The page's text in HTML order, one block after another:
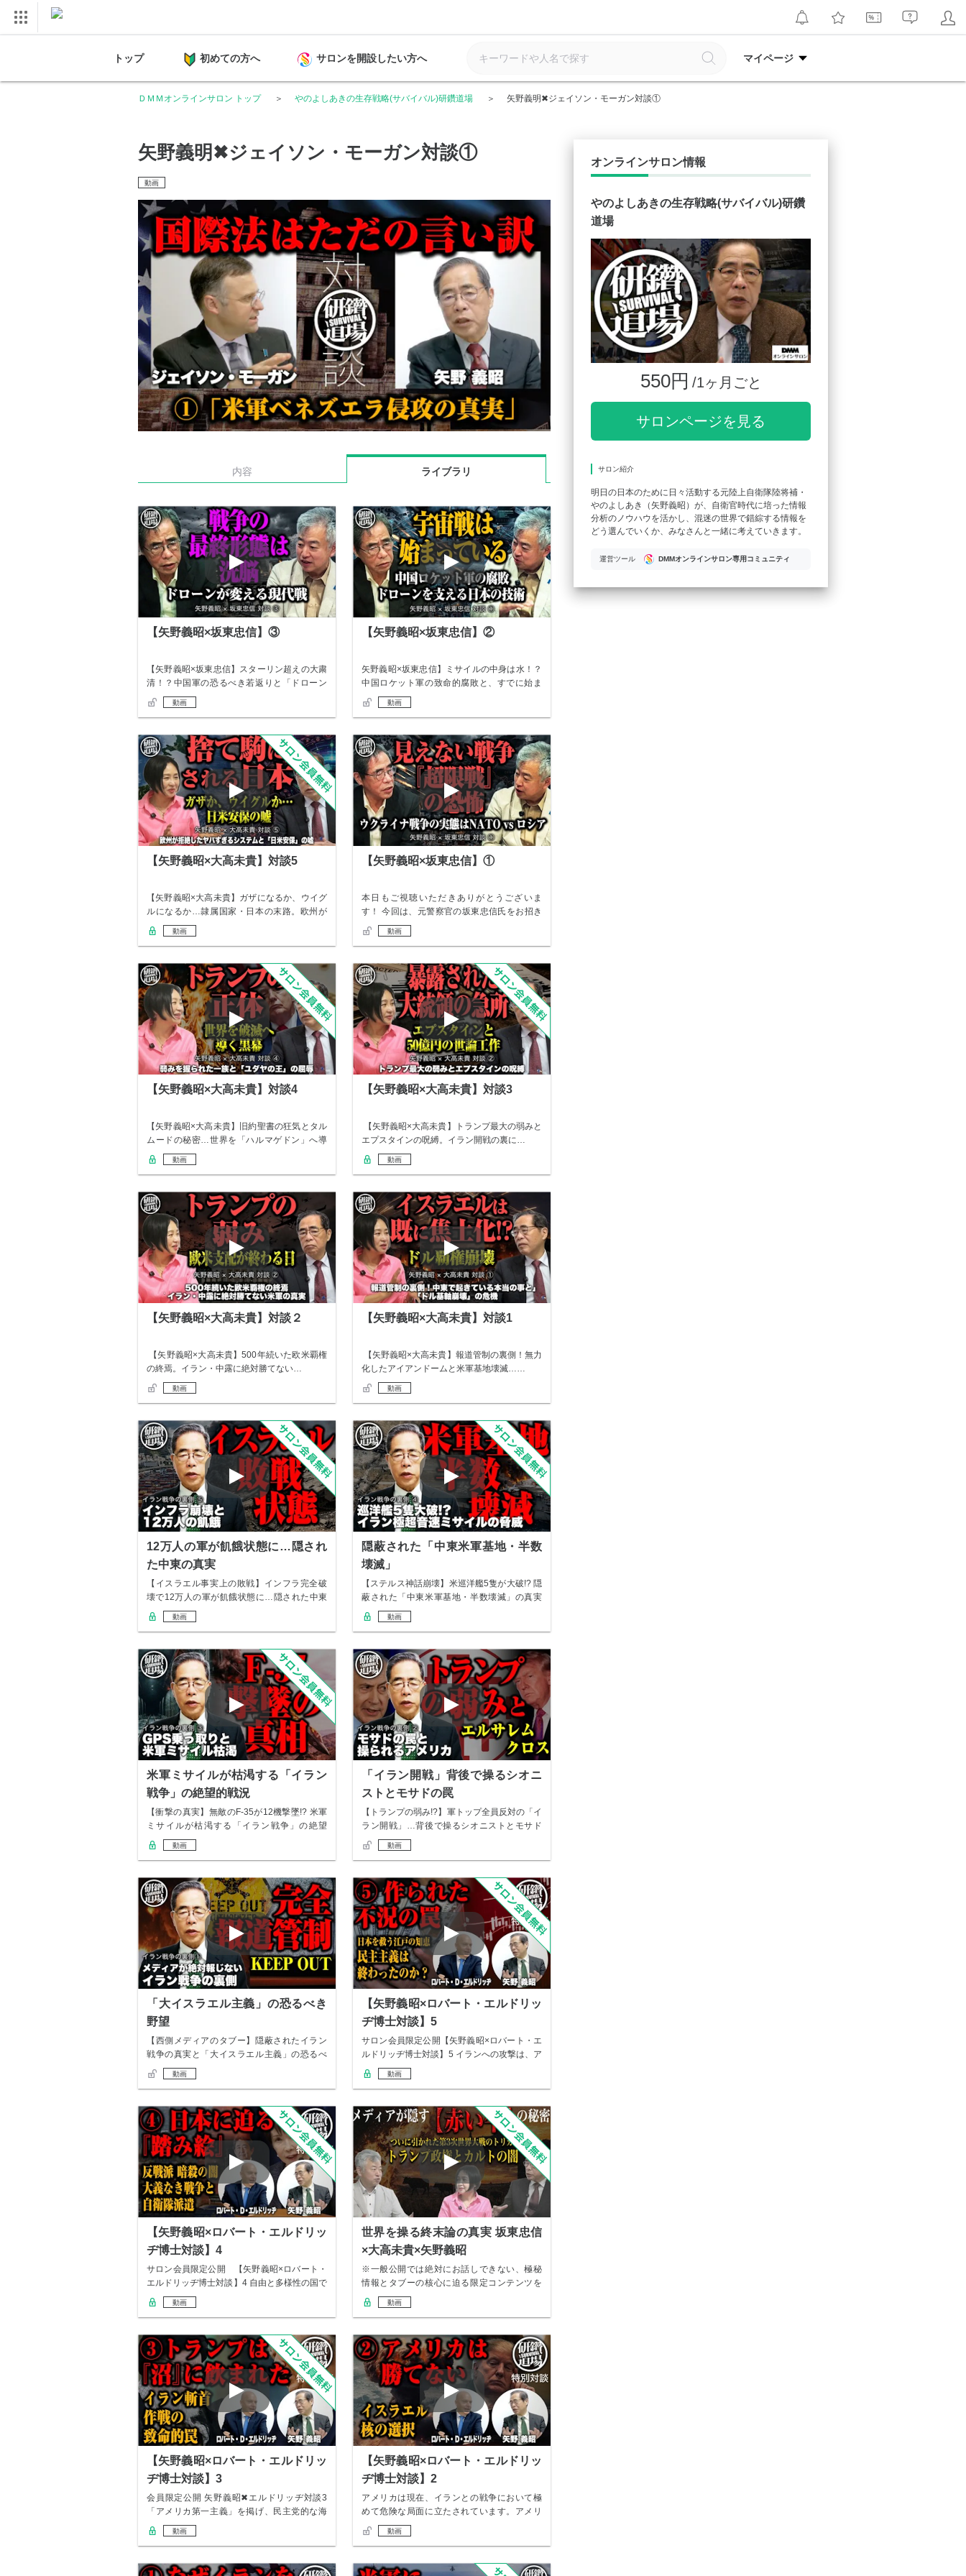
トップ 初めての方へ サロンを開設したい方へ マイページ
ＤＭＭオンラインサロン トップ やのよしあきの生存戦略(サバイバル)研鑽道場 矢野義明✖︎ジェイソン・モーガン対談①
矢野義明✖︎ジェイソン・モーガン対談①
動画
内容 ライブラリ
【矢野義昭×坂東忠信】③
【矢野義昭×坂東忠信】スターリン超えの大粛
清！？中国軍の恐るべき若返りと「ドローン
無人部隊…
動画
【矢野義昭×坂東忠信】②
矢野義昭×坂東忠信】ミサイルの中身は水！？
中国ロケット軍の致命的腐敗と、すでに始ま
っている…
動画
【矢野義昭×大高未貴】対談5
【矢野義昭×大高未貴】ガザになるか、ウイグ
ルになるか…隷属国家・日本の末路。欧州が
拒絶した…
動画
【矢野義昭×坂東忠信】①
本日もご視聴いただきありがとうございま
す！ 今回は、元警察官の坂東忠信氏をお招き
し、悪天候…
動画
【矢野義昭×大高未貴】対談4
【矢野義昭×大高未貴】旧約聖書の狂気とタル
ムードの秘密…世界を「ハルマゲドン」へ導
く選民思…
動画
【矢野義昭×大高未貴】対談3
【矢野義昭×大高未貴】トランプ最大の弱みと
エプスタインの呪縛。イラン開戦の裏に…
動画
【矢野義昭×大高未貴】対談２
【矢野義昭×大高未貴】500年続いた欧米覇権
の終焉。イラン・中露に絶対勝てない…
動画
【矢野義昭×大高未貴】対談1
【矢野義昭×大高未貴】報道管制の裏側！無力
化したアイアンドームと米軍基地壊滅……
動画
12万人の軍が飢餓状態に…隠され
た中東の真実
【イスラエル事実上の敗戦】インフラ完全破
壊で12万人の軍が飢餓状態に…隠された中東
の真実 …
動画
隠蔽された「中東米軍基地・半数
壊滅」
【ステルス神話崩壊】米巡洋艦5隻が大破!? 隠
蔽された「中東米軍基地・半数壊滅」の真実
*…
動画
米軍ミサイルが枯渇する「イラン
戦争」の絶望的戦況
【衝撃の真実】無敵のF-35が12機撃墜!? 米軍
ミサイルが枯渇する「イラン戦争」の絶望
的…
動画
「イラン開戦」背後で操るシオニ
ストとモサドの罠
【トランプの弱み!?】軍トップ全員反対の「イ
ラン開戦」…背後で操るシオニストとモサド
の罠 …
動画
「大イスラエル主義」の恐るべき
野望
【西側メディアのタブー】隠蔽されたイラン
戦争の真実と「大イスラエル主義」の恐るべ
き野望 *…
動画
【矢野義昭×ロバート・エルドリッ
ヂ博士対談】5
サロン会員限定公開【矢野義昭×ロバート・エ
ルドリッヂ博士対談】5 イランへの攻撃は、ア
メリ…
動画
【矢野義昭×ロバート・エルドリッ
ヂ博士対談】4
サロン会員限定公開 【矢野義昭×ロバート・
エルドリッヂ博士対談】4 自由と多様性の国で
ある…
動画
世界を操る終末論の真実 坂東忠信
×大高未貴×矢野義昭
※一般公開では絶対にお話しできない、極秘
情報とタブーの核心に迫る限定コンテンツを
配信中！ …
動画
【矢野義昭×ロバート・エルドリッ
ヂ博士対談】3
会員限定公開 矢野義昭✖︎エルドリッヂ対談3
「アメリカ第一主義」を掲げ、民主党的な海
外へ…
動画
【矢野義昭×ロバート・エルドリッ
ヂ博士対談】2
アメリカは現在、イランとの戦争において極
めて危険な局面に立たされています。アメリ
カのミサイ…
動画
オンラインサロン情報
やのよしあきの生存戦略(サバイバル)研鑽
道場
550円 /1ヶ月ごと
サロンページを見る
サロン紹介
明日の日本のために日々活動する元陸上自衛隊陸将補・
やのよしあき（矢野義昭）が、自衛官時代に培った情報
分析のノウハウを活かし、混迷の世界で錯綜する情報を
どう選んでいくか、みなさんと一緒に考えていきます。
運営ツール DMMオンラインサロン専用コミュニティ